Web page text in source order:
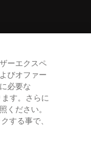
先端をいくミシ
います。優れたグ
リーズのシューズ
ます。
とJet Tere 2
速な加速を可能に
ーエクスペ
びオファー
必要な
す。さらに
ください。
する事で、